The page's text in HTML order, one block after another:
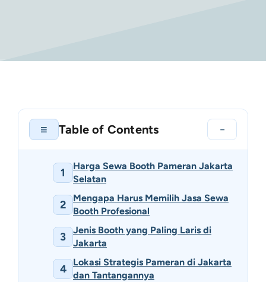
≡ Table of Contents −
1
Harga Sewa Booth Pameran Jakarta
Selatan
2
Mengapa Harus Memilih Jasa Sewa
Booth Profesional
3
Jenis Booth yang Paling Laris di
Jakarta
4
Lokasi Strategis Pameran di Jakarta
dan Tantangannya